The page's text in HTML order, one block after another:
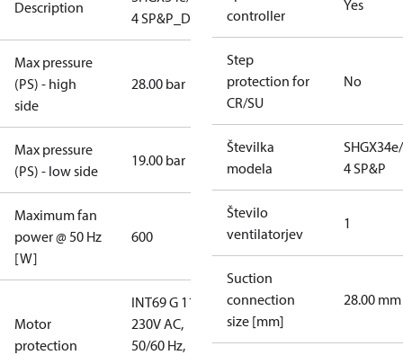
Description
4 SP&P_D
Max pressure
(PS) - high
side
28.00 bar
Max pressure
(PS) - low side
19.00 bar
Maximum fan
power @ 50 Hz
[W]
600
Motor
protection
INT69 G 115-
230V AC,
50/60 Hz,
controller
Yes
Step
protection for
CR/SU
No
Številka
modela
4 SP&P
Število
ventilatorjev
1
Suction
connection
size [mm]
28.00 mm